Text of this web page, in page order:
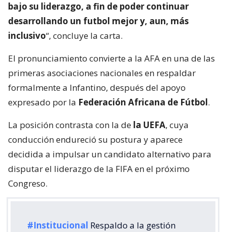
bajo su liderazgo, a fin de poder continuar
desarrollando un futbol mejor y, aun, más
inclusivo“, concluye la carta.
El pronunciamiento convierte a la AFA en una de las
primeras asociaciones nacionales en respaldar
formalmente a Infantino, después del apoyo
expresado por la Federación Africana de Fútbol.
La posición contrasta con la de la UEFA, cuya
conducción endureció su postura y aparece
decidida a impulsar un candidato alternativo para
disputar el liderazgo de la FIFA en el próximo
Congreso.
#Institucional Respaldo a la gestión